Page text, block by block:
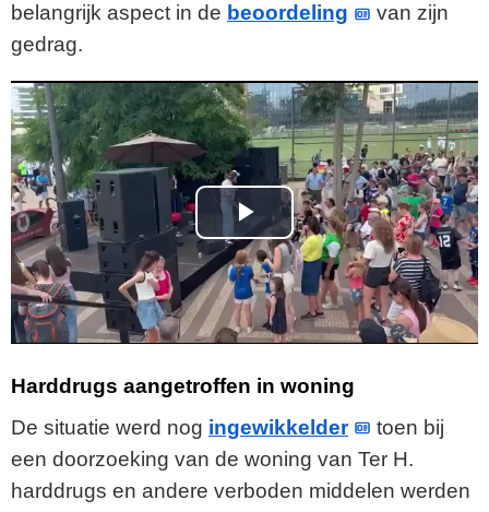
belangrijk aspect in de beoordeling
van zijn
gedrag.
P
l
a
y
V
i
Harddrugs aangetroffen in woning
De situatie werd nog ingewikkelder
toen bij
een doorzoeking van de woning van Ter H.
harddrugs en andere verboden middelen werden